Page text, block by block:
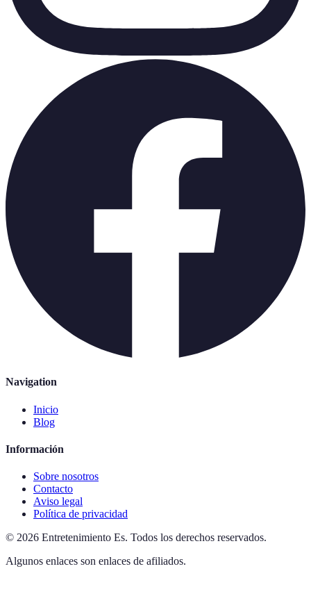
Navigation
Inicio
Blog
Información
Sobre nosotros
Contacto
Aviso legal
Política de privacidad
© 2026 Entretenimiento Es. Todos los derechos reservados.
Algunos enlaces son enlaces de afiliados.